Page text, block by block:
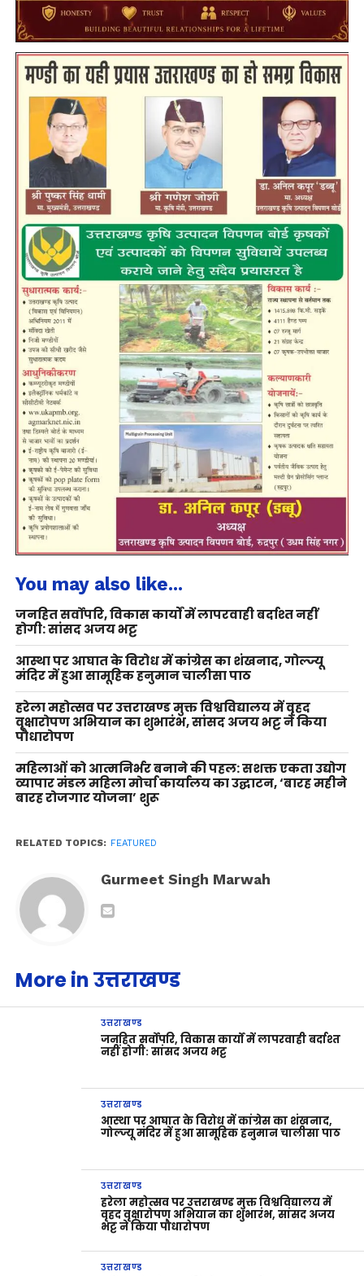
You may also like...
जनहित सर्वोपरि, विकास कार्यों में लापरवाही बर्दाश्त नहीं
होगी: सांसद अजय भट्ट
आस्था पर आघात के विरोध में कांग्रेस का शंखनाद, गोल्ज्यू
मंदिर में हुआ सामूहिक हनुमान चालीसा पाठ
हरेला महोत्सव पर उत्तराखण्ड मुक्त विश्वविद्यालय में वृहद
वृक्षारोपण अभियान का शुभारंभ, सांसद अजय भट्ट ने किया
पौधारोपण
महिलाओं को आत्मनिर्भर बनाने की पहल: सशक्त एकता उद्योग
व्यापार मंडल महिला मोर्चा कार्यालय का उद्घाटन, ‘बारह महीने
बारह रोजगार योजना’ शुरू
RELATED TOPICS: FEATURED
Gurmeet Singh Marwah
More in उत्तराखण्ड
उत्तराखण्ड
जनहित सर्वोपरि, विकास कार्यों में लापरवाही बर्दाश्त
नहीं होगी: सांसद अजय भट्ट
उत्तराखण्ड
आस्था पर आघात के विरोध में कांग्रेस का शंखनाद,
गोल्ज्यू मंदिर में हुआ सामूहिक हनुमान चालीसा पाठ
उत्तराखण्ड
हरेला महोत्सव पर उत्तराखण्ड मुक्त विश्वविद्यालय में
वृहद वृक्षारोपण अभियान का शुभारंभ, सांसद अजय
भट्ट ने किया पौधारोपण
उत्तराखण्ड